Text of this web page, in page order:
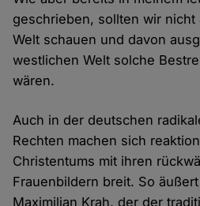
geschrieben, sollten wir nicht
Welt schauen und davon
westlichen Welt solche
wären.
Auch in der deutschen
Rechten machen sich
Christentums mit ihren
Frauenbildern breit. So
Maximilian Krah, der der